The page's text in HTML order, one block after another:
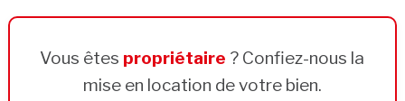
Vous êtes propriétaire ? Confiez-nous la
mise en location de votre bien.